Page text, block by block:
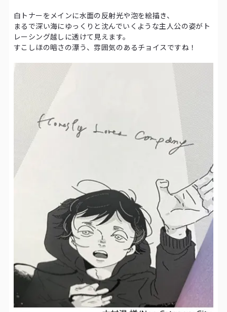
白トナーをメインに水面の反射光や泡を絵描き、
まるで深い海にゆっくりと沈んでいくような主人公の姿がト
レーシング越しに透けて見えます。
すこしほの暗さの漂う、雰囲気のあるチョイスですね！